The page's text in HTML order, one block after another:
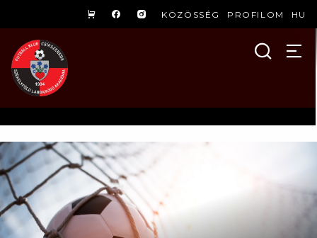
KÖZÖSSÉG PROFILOM HU